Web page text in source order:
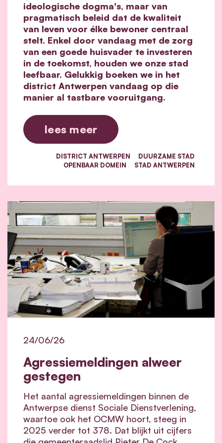
ideologische dogma's, maar van
pragmatisch beleid dat de kwaliteit
van leven voor élke bewoner centraal
stelt. Enkel door vandaag met de zorg
van een goede huisvader te investeren
in de toekomst, houden we onze stad
leefbaar. Gelukkig boeken we in het
district Antwerpen vandaag op die
manier al tastbare vooruitgang.
lees meer
DISTRICT ANTWERPEN
DUURZAME STAD
OPENBAAR DOMEIN
STAD ANTWERPEN
Agressiemeldingen alweer
gestegen
24/06/26
Het aantal agressiemeldingen binnen de
Antwerpse dienst Sociale Dienstverlening,
waartoe ook het OCMW hoort, steeg in
2025 verder tot 378. Dat blijkt uit cijfers